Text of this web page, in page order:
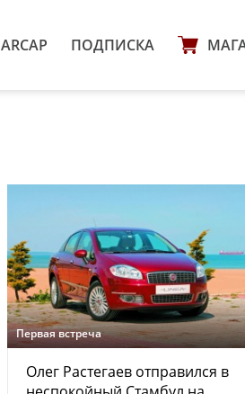
ARCAP ПОДПИСКА
Первая встреча
Олег Растегаев отправился в